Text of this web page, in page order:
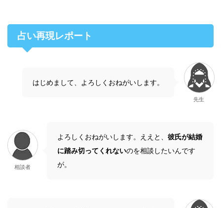
占い再現レポート
はじめまして、よろしくおねがいします。
先生
相談者
よろしくおねがいします。ええと、 彼氏が結婚
に踏み切ってくれないのを相談したいんです
が。